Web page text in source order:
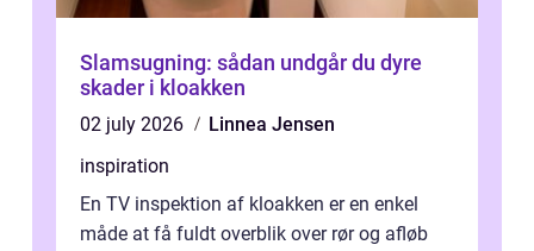
Slamsugning: sådan undgår du dyre
skader i kloakken
02 july 2026
Linnea Jensen
inspiration
En TV inspektion af kloakken er en enkel
måde at få fuldt overblik over rør og afløb